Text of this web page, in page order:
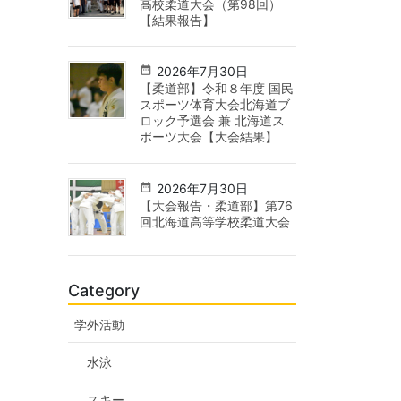
高校柔道大会（第98回）
【結果報告】
2026年7月30日
【柔道部】令和８年度 国民
スポーツ体育大会北海道ブ
ロック予選会 兼 北海道ス
ポーツ大会【大会結果】
2026年7月30日
【大会報告・柔道部】第76
回北海道高等学校柔道大会
Category
学外活動
水泳